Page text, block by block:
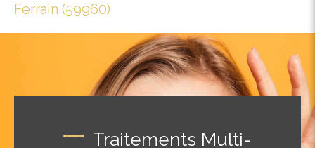
Ferrain (59960)
Traitements Multi-